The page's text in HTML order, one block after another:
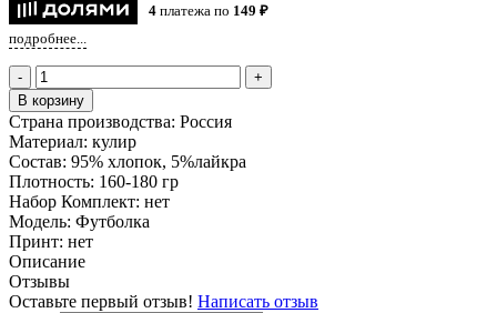
4 платежа по 149 ₽
подробнее...
-
+
В корзину
Страна производства: Россия
Материал: кулир
Состав: 95% хлопок, 5%лайкра
Плотность: 160-180 гр
Набор Комплект: нет
Модель: Футболка
Принт: нет
Описание
Отзывы
Оставьте первый отзыв! Написать отзыв